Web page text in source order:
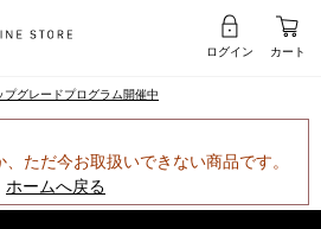
ログイン カート
プグレードプログラム開催中
ただ今お取扱いできない商品です。
ホームへ戻る